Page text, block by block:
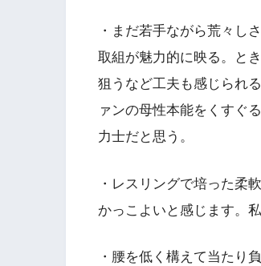
・まだ若手ながら荒々し
取組が魅力的に映る。と
狙うなど工夫も感じられ
ァンの母性本能をくすぐ
力士だと思う。
・レスリングで培った柔
かっこよいと感じます。
・腰を低く構えて当たり